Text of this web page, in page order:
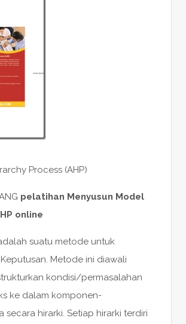
Process (AHP)
pelatihan Menyusun Model
online
suatu metode untuk
Metode ini diawali
kondisi/permasalahan
ke dalam komponen-
secara hirarki. Setiap hirarki terdiri